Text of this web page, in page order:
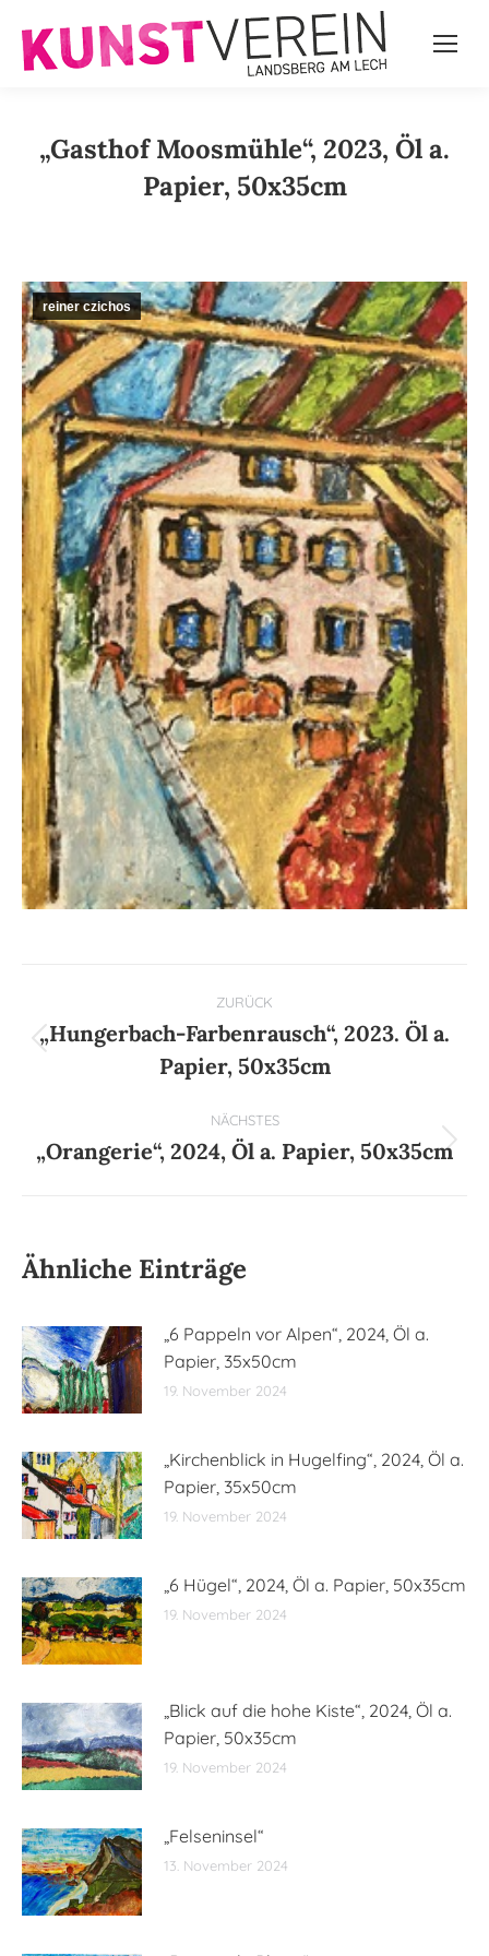
„Gasthof Moosmühle“, 2023, Öl a.
Papier, 50x35cm
reiner czichos
Kommentarnavigation
ZURÜCK
Vorheriger
Beitrag:
„Hungerbach-Farbenrausch“, 2023. Öl a.
Papier, 50x35cm
NÄCHSTES
Nächster
„Orangerie“, 2024, Öl a. Papier, 50x35cm
Ähnliche Einträge
„6 Pappeln vor Alpen“, 2024, Öl a.
Papier, 35x50cm
19. November 2024
„Kirchenblick in Hugelfing“, 2024, Öl a.
Papier, 35x50cm
19. November 2024
„6 Hügel“, 2024, Öl a. Papier, 50x35cm
19. November 2024
„Blick auf die hohe Kiste“, 2024, Öl a.
Papier, 50x35cm
19. November 2024
„Felseninsel“
13. November 2024